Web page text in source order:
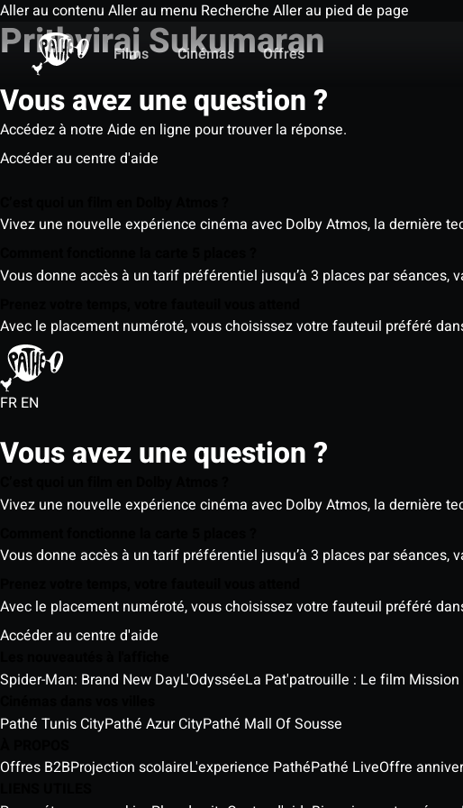
Aller au contenu Aller au menu Recherche Aller au pied de page
Films
Cinémas Offres
Prithviraj Sukumaran
Vous avez une question ?
Accédez à notre Aide en ligne pour trouver la réponse.
Accéder au centre d'aide
Vivez une nouvelle expérience cinéma avec Dolby Atmos, la dernière
Vous donne accès à un tarif préférentiel jusqu’à 3 places par
Avec le placement numéroté, vous choisissez votre fauteuil préféré
FR EN
Vous avez une question ?
Vivez une nouvelle expérience cinéma avec Dolby Atmos, la dernière
Vous donne accès à un tarif préférentiel jusqu’à 3 places par
Avec le placement numéroté, vous choisissez votre fauteuil préféré
Accéder au centre d'aide
Spider-Man: Brand New DayL'OdysséeLa Pat'patrouille : Le film Mission
Pathé Tunis CityPathé Azur CityPathé Mall Of Sousse
Offres B2BProjection scolaireL'experience PathéPathé LiveOffre